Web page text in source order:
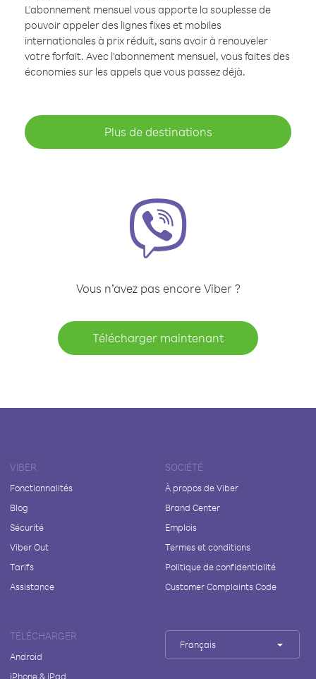
L'abonnement mensuel vous apporte la souplesse de
pouvoir appeler des lignes fixes et mobiles
internationales à prix réduit, sans avoir à renouveler
votre forfait. Avec l'abonnement mensuel, vous faites des
économies sur les appels que vous passez déjà.
Plus de destinations
Vous n’avez pas encore Viber ?
Télécharger maintenant
VIBER
Fonctionnalités
Blog
Sécurité
Viber Out
Tarifs
Assistance
SOCIÉTÉ
À propos de Viber
Brand Center
Emplois
Termes et conditions
Politique de confidentialité
Customer Complaints Code
TÉLÉCHARGER
Android
iPhone & iPad
Français